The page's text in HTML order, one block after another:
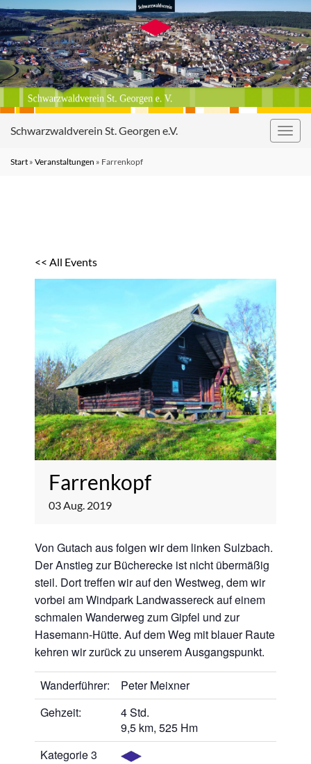
Schwarzwaldverein St. Georgen e.V.
Start » Veranstaltungen » Farrenkopf
<< All Events
Farrenkopf
03Aug. 2019
Von Gutach aus folgen wir dem linken Sulzbach.
Der Anstieg zur Bücherecke ist nicht übermäßig
steil. Dort treffen wir auf den Westweg, dem wir
vorbei am Windpark Landwassereck auf einem
schmalen Wanderweg zum Gipfel und zur
Hasemann-Hütte. Auf dem Weg mit blauer Raute
kehren wir zurück zu unserem Ausgangspunkt.
Wanderführer:
Peter Meixner
Gehzeit:
4 Std.
9,5 km, 525 Hm
Kategorie 3